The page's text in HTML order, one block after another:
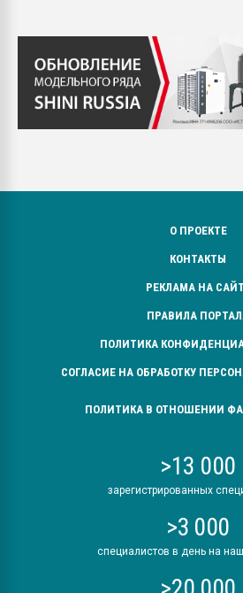
О ПРОЕКТЕ
КОНТАКТЫ
РЕКЛАМА НА
ПРАВИЛА
ПОЛИТИКА
СОГЛАСИЕ НА ОБРАБОТКУ
ПОЛИТИКА В ОТНОШЕНИИ
>13 000
зарегистрированных
>3 000
специалистов в день на